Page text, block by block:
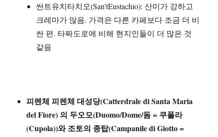
싼트유치타치오(San’tEustachio): 산미가 강하고
크레마가 많음. 가격은 다른 카페보다 조금 더 비
싼 편. 타짜도로에 비해 현지인들이 더 많은 것
같음
피렌체 피렌체 대성당(Catterdrale di Santa Maria
del Fiore) 의 두오모(Duomo/Dome/돔 = 쿠폴라
(Cupola))와 조토의 종탑(Campanile di Giotto =